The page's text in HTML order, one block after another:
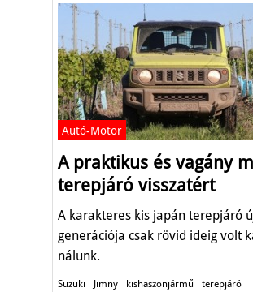
Autó-Motor
A praktikus és vagány
terepjáró visszatért
A karakteres kis japán terepjáró
generációja csak rövid ideig volt
nálunk.
Suzuki Jimny kishaszonjármű terepjáró